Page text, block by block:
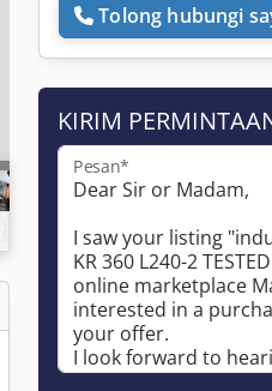
Tolong hubungi
KIRIM
Pesan*